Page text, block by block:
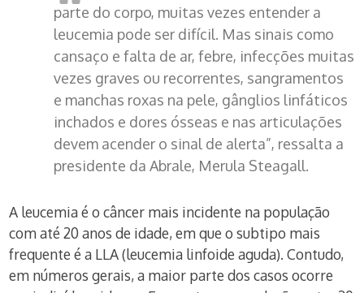
parte do corpo, muitas vezes entender a
leucemia pode ser difícil. Mas sinais como
cansaço e falta de ar, febre, infecções muitas
vezes graves ou recorrentes, sangramentos
e manchas roxas na pele, gânglios linfáticos
inchados e dores ósseas e nas articulações
devem acender o sinal de alerta”, ressalta a
presidente da Abrale, Merula Steagall.
A leucemia é o câncer mais incidente na população
com até 20 anos de idade, em que o subtipo mais
frequente é a LLA (leucemia linfoide aguda). Contudo,
em números gerais, a maior parte dos casos ocorre